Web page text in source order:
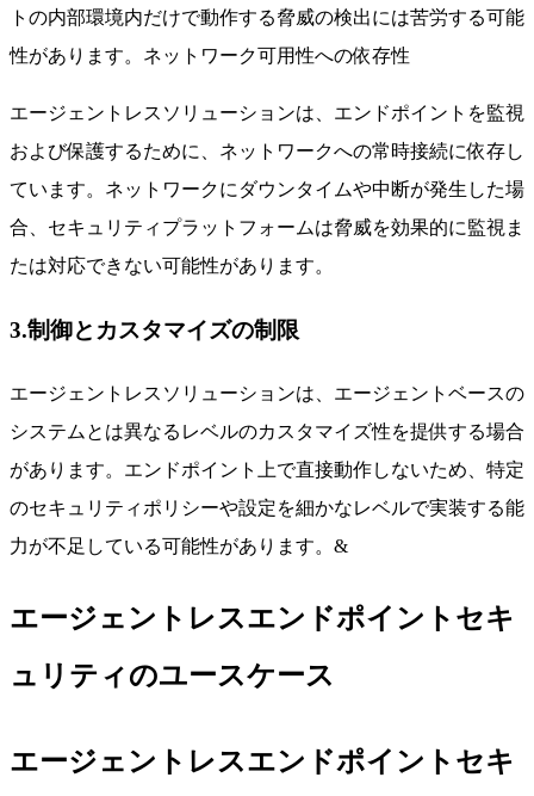
トの内部環境内だけで動作する脅威の検出には苦労する可能
性があります。ネットワーク可用性への依存性
エージェントレスソリューションは、エンドポイントを監視
および保護するために、ネットワークへの常時接続に依存し
ています。ネットワークにダウンタイムや中断が発生した場
合、セキュリティプラットフォームは脅威を効果的に監視ま
たは対応できない可能性があります。
3.制御とカスタマイズの制限
エージェントレスソリューションは、エージェントベースの
システムとは異なるレベルのカスタマイズ性を提供する場合
があります。エンドポイント上で直接動作しないため、特定
のセキュリティポリシーや設定を細かなレベルで実装する能
力が不足している可能性があります。&
エージェントレスエンドポイントセキ
ュリティのユースケース
エージェントレスエンドポイントセキ